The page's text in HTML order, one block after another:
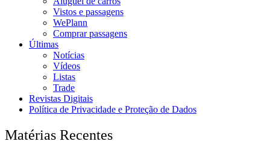
Vistos e passagens
WePlann
Comprar passagens
Últimas
Notícias
Vídeos
Listas
Trade
Revistas Digitais
Política de Privacidade e Proteção de Dados
Matérias Recentes